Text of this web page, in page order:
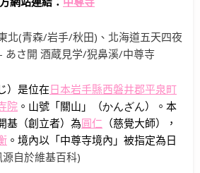
）是位在日本岩手縣西磐井郡平泉町
院 。山號「關山」（かんざん）。本
基（創立者）為圓仁 （慈覺大師），
。境內以「中尊寺境內」被指定為日
自於維基百科)